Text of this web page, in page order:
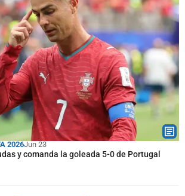
2026Jun 23
y comanda la goleada 5-0 de Portugal